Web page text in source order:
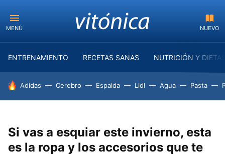
MENÚ NUEVO
ENTRENAMIENTO RECETAS SANAS NUTRICIÓN Y
HOY SE HABLA DE
Adidas Cerebro Espalda Lidl Agua Pasta
Si vas a esquiar este invierno, esta
es la ropa y los accesorios que te